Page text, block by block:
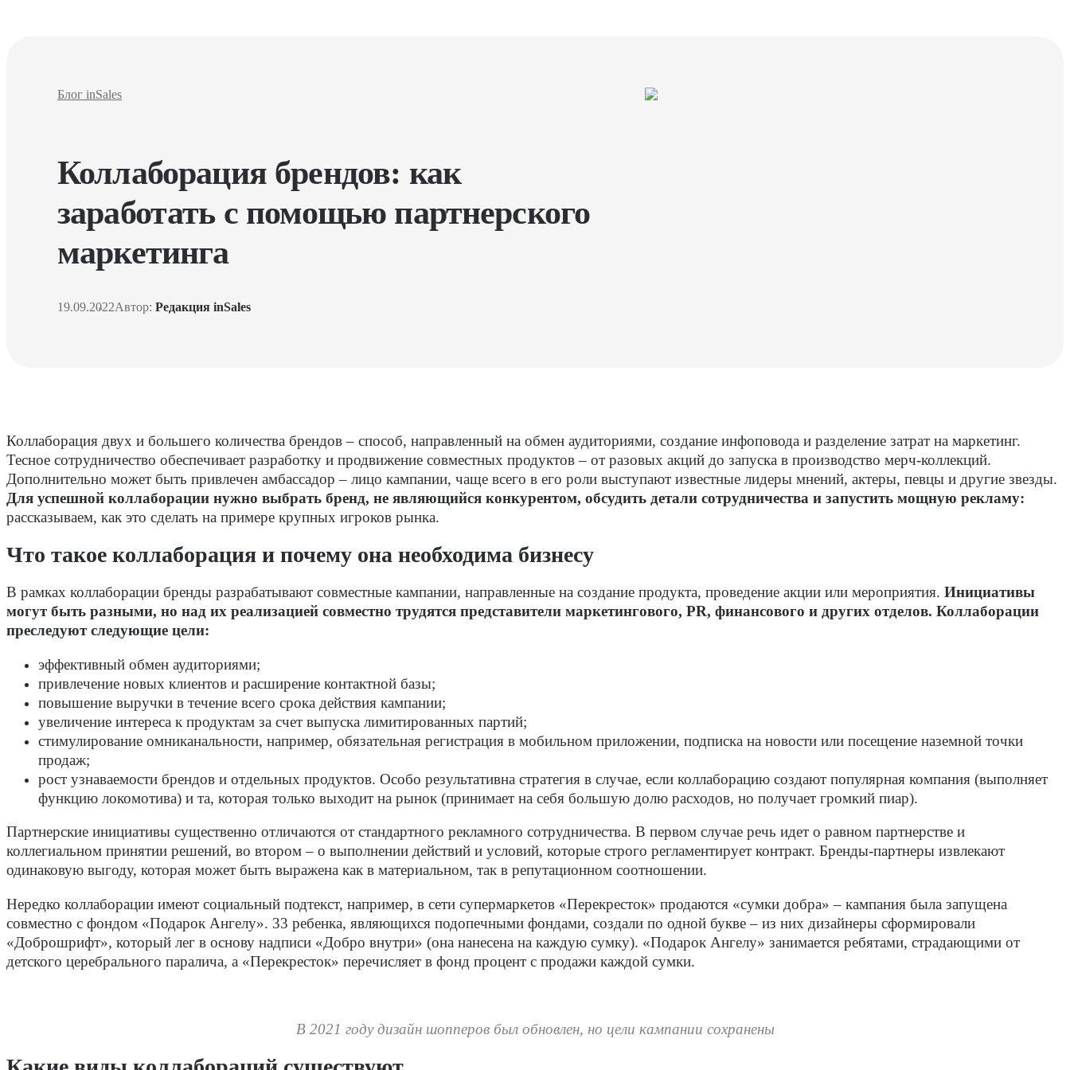
Блог inSales
Коллаборация брендов: как
заработать с помощью партнерского
маркетинга
19.09.2022Автор: Редакция inSales
Коллаборация двух и большего количества брендов – способ, направленный на обмен аудиториями, создание инфоповода и разделение затрат на маркетинг.
Тесное сотрудничество обеспечивает разработку и продвижение совместных продуктов – от разовых акций до запуска в производство мерч-коллекций.
Дополнительно может быть привлечен амбассадор – лицо кампании, чаще всего в его роли выступают известные лидеры мнений, актеры, певцы и другие звезды.
Для успешной коллаборации нужно выбрать бренд, не являющийся конкурентом, обсудить детали сотрудничества и запустить мощную рекламу:
рассказываем, как это сделать на примере крупных игроков рынка.
Что такое коллаборация и почему она необходима бизнесу
В рамках коллаборации бренды разрабатывают совместные кампании, направленные на создание продукта, проведение акции или мероприятия. Инициативы
могут быть разными, но над их реализацией совместно трудятся представители маркетингового, PR, финансового и других отделов. Коллаборации
преследуют следующие цели:
эффективный обмен аудиториями;
привлечение новых клиентов и расширение контактной базы;
повышение выручки в течение всего срока действия кампании;
увеличение интереса к продуктам за счет выпуска лимитированных партий;
стимулирование омниканальности, например, обязательная регистрация в мобильном приложении, подписка на новости или посещение наземной точки
продаж;
рост узнаваемости брендов и отдельных продуктов. Особо результативна стратегия в случае, если коллаборацию создают популярная компания (выполняет
функцию локомотива) и та, которая только выходит на рынок (принимает на себя большую долю расходов, но получает громкий пиар).
Партнерские инициативы существенно отличаются от стандартного рекламного сотрудничества. В первом случае речь идет о равном партнерстве и
коллегиальном принятии решений, во втором – о выполнении действий и условий, которые строго регламентирует контракт. Бренды-партнеры извлекают
одинаковую выгоду, которая может быть выражена как в материальном, так в репутационном соотношении.
Нередко коллаборации имеют социальный подтекст, например, в сети супермаркетов «Перекресток» продаются «сумки добра» – кампания была запущена
совместно с фондом «Подарок Ангелу». 33 ребенка, являющихся подопечными фондами, создали по одной букве – из них дизайнеры сформировали
«Доброшрифт», который лег в основу надписи «Добро внутри» (она нанесена на каждую сумку). «Подарок Ангелу» занимается ребятами, страдающими от
детского церебрального паралича, а «Перекресток» перечисляет в фонд процент с продажи каждой сумки.
В 2021 году дизайн шопперов был обновлен, но цели кампании сохранены